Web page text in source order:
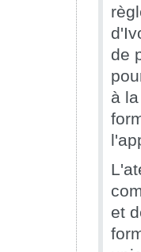
de
à
et